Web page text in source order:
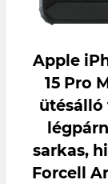
Apple
15 Pro
ütésálló
sarkas,
Forcell